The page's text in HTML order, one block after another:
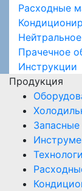
Расходные
Прачечное
Инструкции
Продукция
Запасные